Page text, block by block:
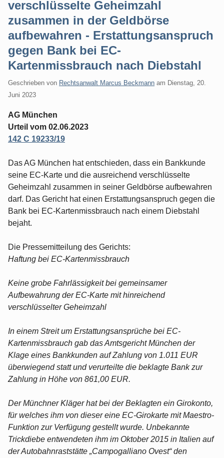
verschlüsselte Geheimzahl
zusammen in der Geldbörse
aufbewahren - Erstattungsanspruch
gegen Bank bei EC-
Kartenmissbrauch nach Diebstahl
Geschrieben von Rechtsanwalt Marcus Beckmann am Dienstag, 20.
Juni 2023
AG München
Urteil vom 02.06.2023
142 C 19233/19
Das AG München hat entschieden, dass ein Bankkunde
seine EC-Karte und die ausreichend verschlüsselte
Geheimzahl zusammen in seiner Geldbörse aufbewahren
darf. Das Gericht hat einen Erstattungsanspruch gegen die
Bank bei EC-Kartenmissbrauch nach einem Diebstahl
bejaht.
Die Pressemitteilung des Gerichts:
Haftung bei EC-Kartenmissbrauch
Keine grobe Fahrlässigkeit bei gemeinsamer
Aufbewahrung der EC-Karte mit hinreichend
verschlüsselter Geheimzahl
In einem Streit um Erstattungsansprüche bei EC-
Kartenmissbrauch gab das Amtsgericht München der
Klage eines Bankkunden auf Zahlung von 1.011 EUR
überwiegend statt und verurteilte die beklagte Bank zur
Zahlung in Höhe von 861,00 EUR.
Der Münchner Kläger hat bei der Beklagten ein Girokonto,
für welches ihm von dieser eine EC-Girokarte mit Maestro-
Funktion zur Verfügung gestellt wurde. Unbekannte
Trickdiebe entwendeten ihm im Oktober 2015 in Italien auf
der Autobahnraststätte „Campogalliano Ovest“ den